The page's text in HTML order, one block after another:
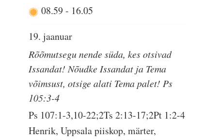
08.59- 16.05
19. jaanuar
Rõõmutsegu nende süda, kes otsivad
Issandat! Nõudke Issandat ja Tema
võimsust, otsige alati Tema palet! Ps
105:3-4
Ps 107:1-3,10-22;2Ts 2:13-17;2Pt 1:2-4
Henrik, Uppsala piiskop, märter,